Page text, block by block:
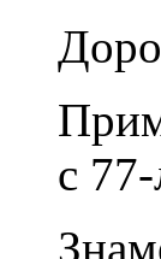
с